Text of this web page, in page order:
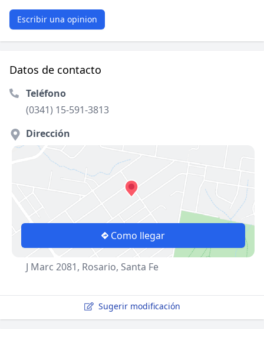
Escribir una opinion
Datos de contacto
Teléfono
(0341) 15-591-3813
Dirección
Como llegar
J Marc 2081, Rosario, Santa Fe
Sugerir modificación